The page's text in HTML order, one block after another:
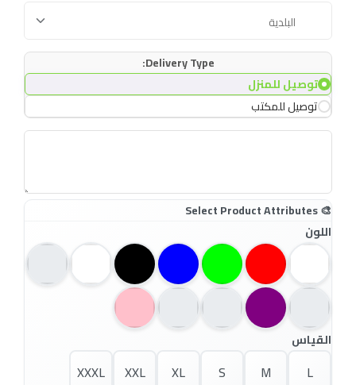
Delivery Type:
توصيل للمنزل
توصيل للمكتب
اللون
القياس
L
M
S
XL
XXL
XXXL